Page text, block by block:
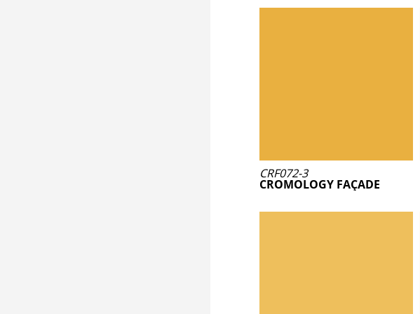
CRF072-3
CROMOLOGY FAÇADE